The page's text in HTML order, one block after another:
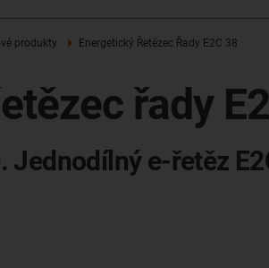
produkty Energetický Řetězec Řady E2C 38
řady
Jednodílný e-řetěz